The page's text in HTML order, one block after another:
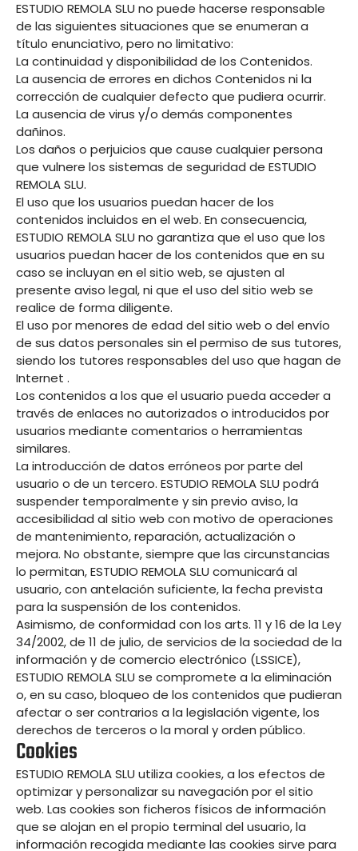
ESTUDIO REMOLA SLU no puede hacerse responsable
de las siguientes situaciones que se enumeran a
título enunciativo, pero no limitativo:
La continuidad y disponibilidad de los Contenidos.
La ausencia de errores en dichos Contenidos ni la
corrección de cualquier defecto que pudiera ocurrir.
La ausencia de virus y/o demás componentes
dañinos.
Los daños o perjuicios que cause cualquier persona
que vulnere los sistemas de seguridad de ESTUDIO
REMOLA SLU.
El uso que los usuarios puedan hacer de los
contenidos incluidos en el web. En consecuencia,
ESTUDIO REMOLA SLU no garantiza que el uso que los
usuarios puedan hacer de los contenidos que en su
caso se incluyan en el sitio web, se ajusten al
presente aviso legal, ni que el uso del sitio web se
realice de forma diligente.
El uso por menores de edad del sitio web o del envío
de sus datos personales sin el permiso de sus tutores,
siendo los tutores responsables del uso que hagan de
Internet .
Los contenidos a los que el usuario pueda acceder a
través de enlaces no autorizados o introducidos por
usuarios mediante comentarios o herramientas
similares.
La introducción de datos erróneos por parte del
usuario o de un tercero. ESTUDIO REMOLA SLU podrá
suspender temporalmente y sin previo aviso, la
accesibilidad al sitio web con motivo de operaciones
de mantenimiento, reparación, actualización o
mejora. No obstante, siempre que las circunstancias
lo permitan, ESTUDIO REMOLA SLU comunicará al
usuario, con antelación suficiente, la fecha prevista
para la suspensión de los contenidos.
Asimismo, de conformidad con los arts. 11 y 16 de la Ley
34/2002, de 11 de julio, de servicios de la sociedad de la
información y de comercio electrónico (LSSICE),
ESTUDIO REMOLA SLU se compromete a la eliminación
o, en su caso, bloqueo de los contenidos que pudieran
afectar o ser contrarios a la legislación vigente, los
derechos de terceros o la moral y orden público.
Cookies
ESTUDIO REMOLA SLU utiliza cookies, a los efectos de
optimizar y personalizar su navegación por el sitio
web. Las cookies son ficheros físicos de información
que se alojan en el propio terminal del usuario, la
información recogida mediante las cookies sirve para